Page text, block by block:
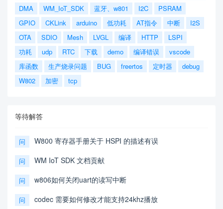
DMA
WM_IoT_SDK 蓝牙、w801 I2C
PSRAM
GPIO
CKLink arduino 低功耗 AT指令 中断
I2S
OTA
SDIO Mesh LVGL 编译 HTTP
LSPI
功耗
udp RTC 下载 demo 编译错误
vscode
库函数
生产烧录问题 BUG freertos 定时器
debug
W802
加密 tcp
等待解答
问 W800 寄存器手册关于 HSPI 的描述有误
问 WM IoT SDK 文档贡献
问 w806如何关闭uart的读写中断
问 codec 需要如何修改才能支持24khz播放